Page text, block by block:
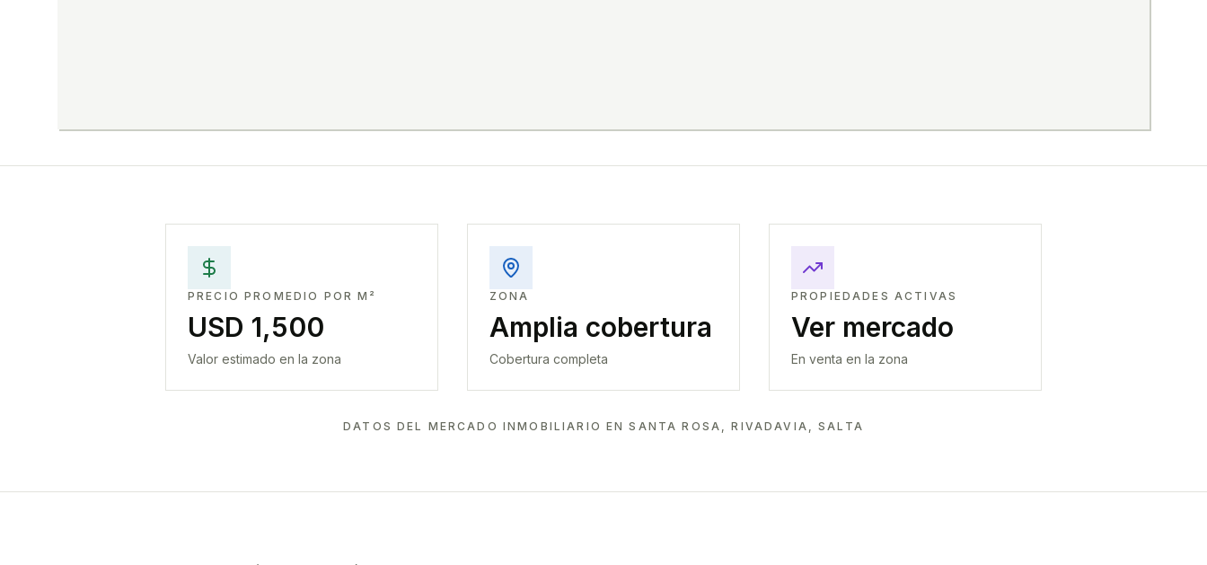
PRECIO PROMEDIO POR M²
USD 1,500
Valor estimado en la zona
ZONA
Amplia cobertura
Cobertura completa
PROPIEDADES ACTIVAS
Ver mercado
En venta en la zona
DATOS DEL MERCADO INMOBILIARIO ENSANTA ROSA, RIVADAVIA, SALTA